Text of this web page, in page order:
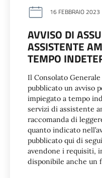
16 FEBBRAIO 2023
AVVISO DI
ASSISTENTE
TEMPO
Il Consolato
pubblicato un avviso
impiegato a tempo
servizi di assistente
raccomanda di
quanto indicato
pubblicato qui di
avendone i requisiti,
disponibile anche un